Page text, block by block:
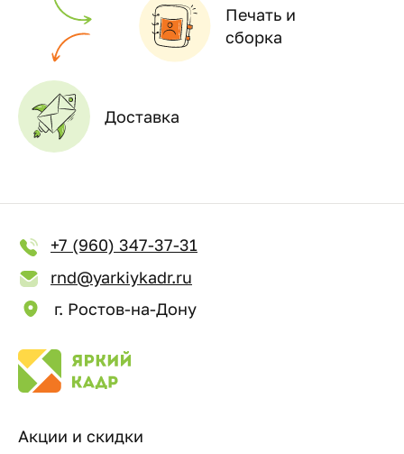
Печать и
сборка
Доставка
+7 (960) 347-37-31
rnd@yarkiykadr.ru
г. Ростов-на-Дону
Акции и скидки